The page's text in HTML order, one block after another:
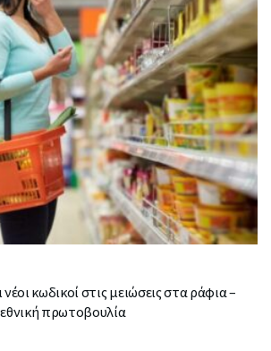
κωδικοί στις μειώσεις στα ράφια –
πρωτοβουλία